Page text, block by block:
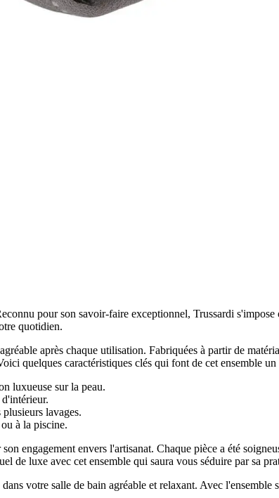
pour son savoir-faire exceptionnel, Trussardi
quotidien.
après chaque utilisation. Fabriquées à partir de
quelques caractéristiques clés qui font de cet ensemble
luxueuse sur la peau.
lavages.
à la piscine.
engagement envers l'artisanat. Chaque pièce a été
de luxe avec cet ensemble qui saura vous séduire par sa
votre salle de bain agréable et relaxant. Avec l'ensemble